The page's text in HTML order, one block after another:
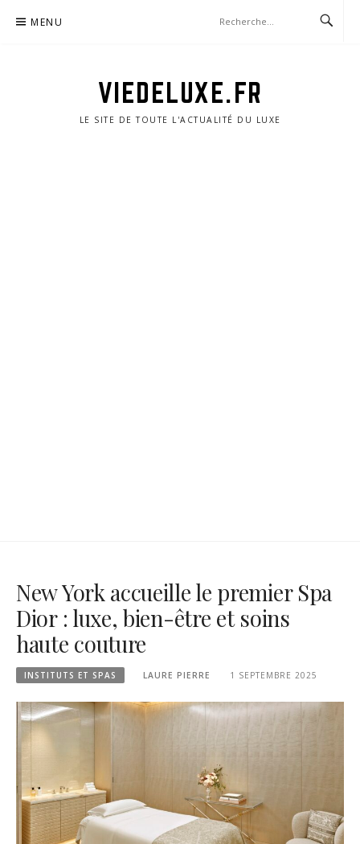
MENU
VIEDELUXE.FR
LE SITE DE TOUTE L'ACTUALITÉ DU LUXE
New York accueille le premier Spa
Dior : luxe, bien-être et soins
haute couture
INSTITUTS ET SPAS LAURE PIERRE 1 SEPTEMBRE 2025